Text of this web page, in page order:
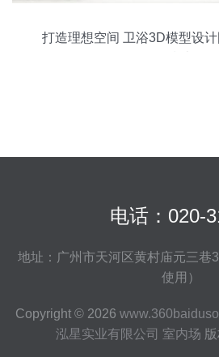
打造理想空间 卫浴3D模型设
电话：020-
地址：广州市天河区黄村庙元三巷
使用）
Copyright © 2026
泓星实业有限公司 室内场